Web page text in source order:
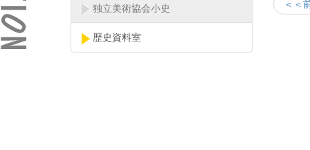
独立美術協会小史
歴史資料室
＜＜